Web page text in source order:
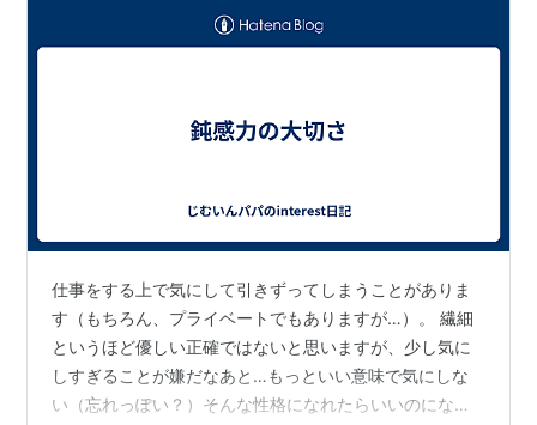
仕事をする上で気にして引きずってしまうことがありま
す（もちろん、プライベートでもありますが…）。 繊細
というほど優しい正確ではないと思いますが、少し気に
しすぎることが嫌だなあと…もっといい意味で気にしな
い（忘れっぽい？）そんな性格になれたらいいのにな